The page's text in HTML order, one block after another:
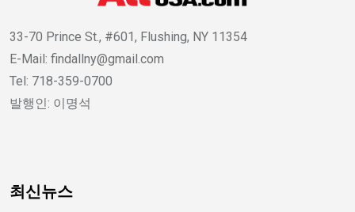
33-70 Prince St., #601, Flushing, NY 11354
E-Mail: findallny@gmail.com
Tel: 718-359-0700
발행인: 이명석
최신뉴스